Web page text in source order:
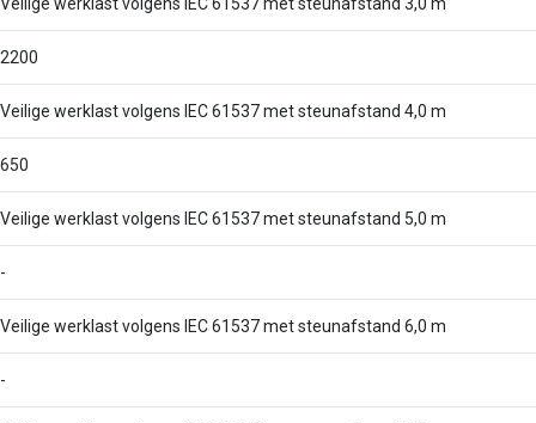
2200
Veilige werklast volgens IEC 61537 met steunafstand 4,0 m
650
Veilige werklast volgens IEC 61537 met steunafstand 5,0 m
-
Veilige werklast volgens IEC 61537 met steunafstand 6,0 m
-